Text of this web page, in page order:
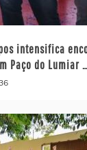
intensifica
Paço do Lumiar …